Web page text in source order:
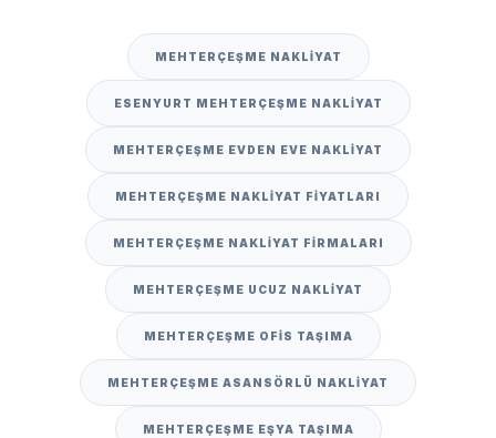
MEHTERÇEŞME NAKLIYAT
ESENYURT MEHTERÇEŞME NAKLIYAT
MEHTERÇEŞME EVDEN EVE NAKLIYAT
MEHTERÇEŞME NAKLIYAT FIYATLARI
MEHTERÇEŞME NAKLIYAT FIRMALARI
MEHTERÇEŞME UCUZ NAKLIYAT
MEHTERÇEŞME OFIS TAŞIMA
MEHTERÇEŞME ASANSÖRLÜ NAKLIYAT
MEHTERÇEŞME EŞYA TAŞIMA